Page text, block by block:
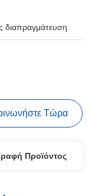
διαπραγμάτευση
Τώρα
Προϊόντος